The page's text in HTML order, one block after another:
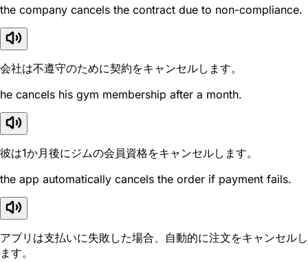
the company cancels the contract due to non-compliance.
会社は不遵守のために契約をキャンセルします。
he cancels his gym membership after a month.
彼は1か月後にジムの会員資格をキャンセルします。
the app automatically cancels the order if payment fails.
アプリは支払いに失敗した場合、自動的に注文をキャンセルし
ます。